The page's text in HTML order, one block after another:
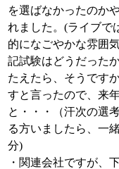
を選ばなかったのか
れました。(ライブで
的になごやかな雰囲
記試験はどうだった
たえたら、そうです
すと言ったので、来
と・・・（汗次の選
る方いましたら、一
分)
・関連会社ですが、